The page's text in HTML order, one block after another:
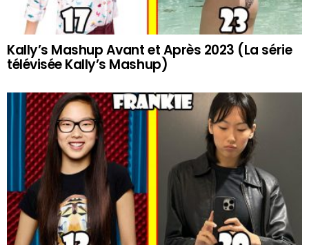
Kally’s Mashup Avant et Après 2023 (La série
télévisée Kally’s Mashup)